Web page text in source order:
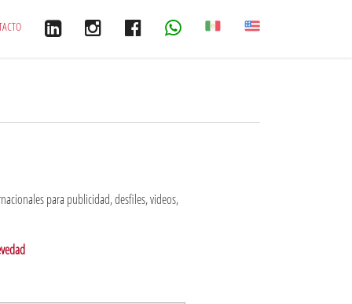
para publicidad, desfiles, videos,